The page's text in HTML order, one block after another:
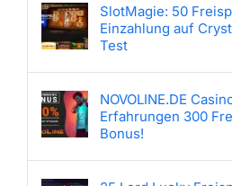
SlotMagie: 50
Einzahlung auf
Test
NOVOLINE.DE
Erfahrungen 300
Bonus!